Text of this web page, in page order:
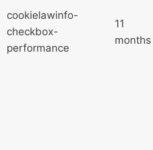
cookielawinfo-
checkbox-
performance
11
months